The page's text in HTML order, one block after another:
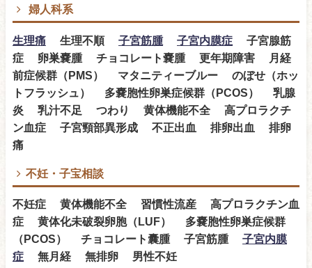
婦人科系
生理痛 生理不順 子宮筋腫 子宮内膜症 子宮腺筋
症 卵巣嚢腫 チョコレート嚢腫 更年期障害 月経
前症候群（PMS） マタニティーブルー のぼせ（ホッ
トフラッシュ） 多嚢胞性卵巣症候群（PCOS） 乳腺
炎 乳汁不足 つわり 黄体機能不全 高プロラクチ
ン血症 子宮頸部異形成 不正出血 排卵出血 排卵
痛
不妊・子宝相談
不妊症 黄体機能不全 習慣性流産 高プロラクチン血
症 黄体化未破裂卵胞（LUF） 多嚢胞性卵巣症候群
（PCOS） チョコレート囊腫 子宮筋腫 子宮内膜
症 無月経 無排卵 男性不妊